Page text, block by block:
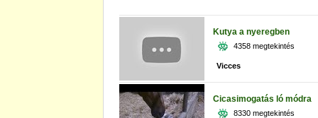
Kutya a nyeregben
4358 megtekintés
Vicces
Cicasimogatás ló módra
8330 megtekintés